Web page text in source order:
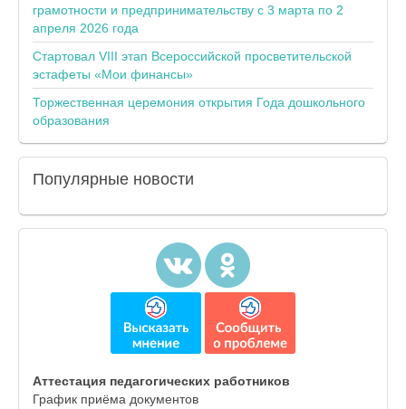
грамотности и предпринимательству с 3 марта по 2
апреля 2026 года
Стартовал VIII этап Всероссийской просветительской
эстафеты «Мои финансы»
Торжественная церемония открытия Года дошкольного
образования
Популярные новости
Аттестация педагогических работников
График приёма документов